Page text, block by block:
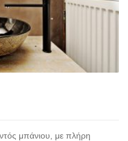
μπάνιου, με πλήρη